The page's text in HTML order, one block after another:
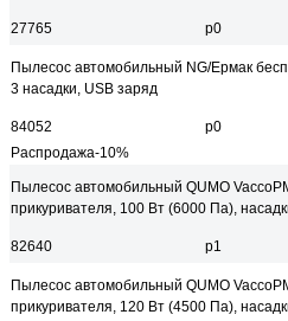
27765 р0
Пылесос автомобильный NG/Ермак
3 насадки, USB заряд
84052 р0
Распродажа-10%
Пылесос автомобильный QUMO
прикуривателя, 100 Вт (6000 Па),
82640 р1
Пылесос автомобильный QUMO
прикуривателя, 120 Вт (4500 Па),